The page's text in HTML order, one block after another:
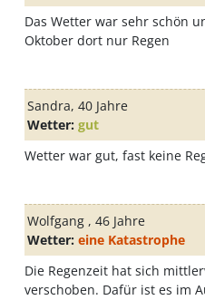
Das Wetter war sehr schön
Oktober dort nur Regen
Sandra, 40 Jahre
Wetter: gut
Wetter war gut, fast keine
Wolfgang , 46 Jahre
Wetter: eine Katastrophe
Die Regenzeit hat sich
verschoben. Dafür ist es im